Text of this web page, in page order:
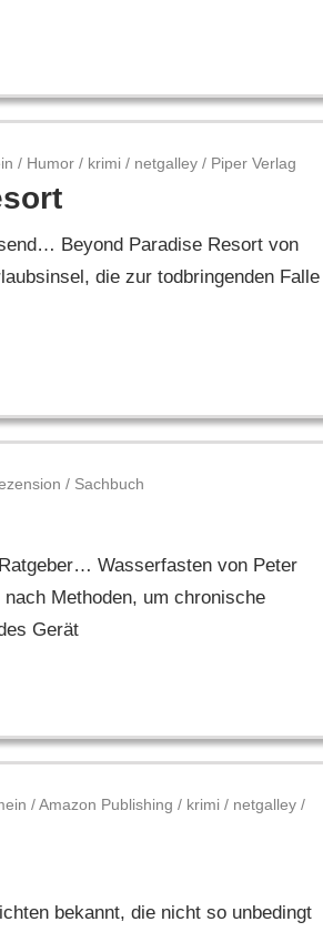
/ Humor / krimi / netgalley / Piper Verlag
Beyond Paradise Resort von
die zur todbringenden Falle
/ Sachbuch
Wasserfasten von Peter
Methoden, um chronische
Gerät
/Amazon Publishing / krimi / netgalley /
bekannt, die nicht so unbedingt